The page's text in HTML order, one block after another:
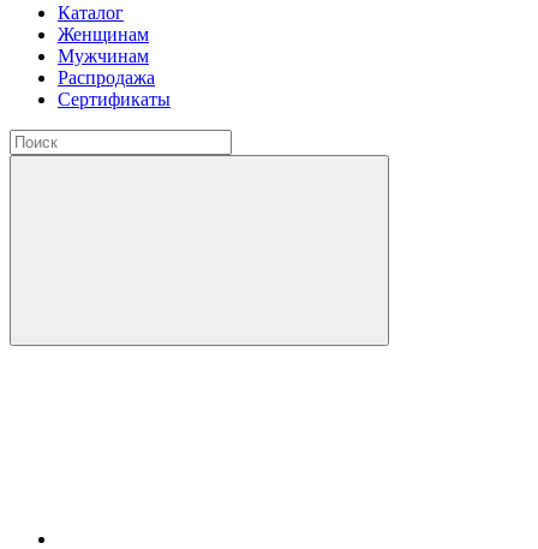
Каталог
Женщинам
Мужчинам
Распродажа
Сертификаты